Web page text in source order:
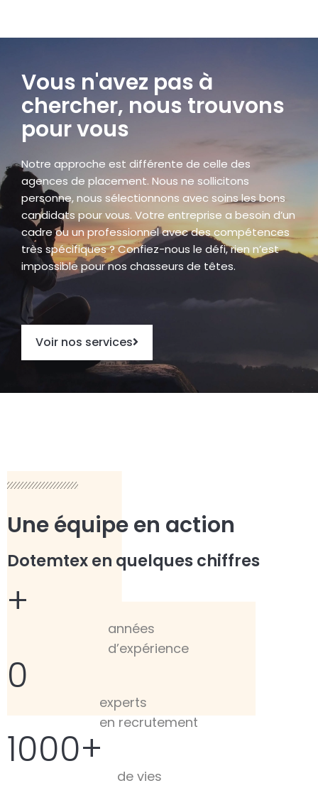
Vous n'avez pas à
chercher, nous trouvons
pour vous
Notre approche est différente de celle des
agences de placement. Nous ne sollicitons
personne, nous sélectionnons avec soins les bons
candidats pour vous. Votre entreprise a besoin d’un
cadre ou un professionnel avec des compétences
très spécifiques ? Confiez-nous le défi, rien n’est
impossible pour nos chasseurs de têtes.
Voir nos services
Une équipe en action
Dotemtex en quelques chiffres
années
d’expérience
+
experts
en recrutement
0
de vies
1000+